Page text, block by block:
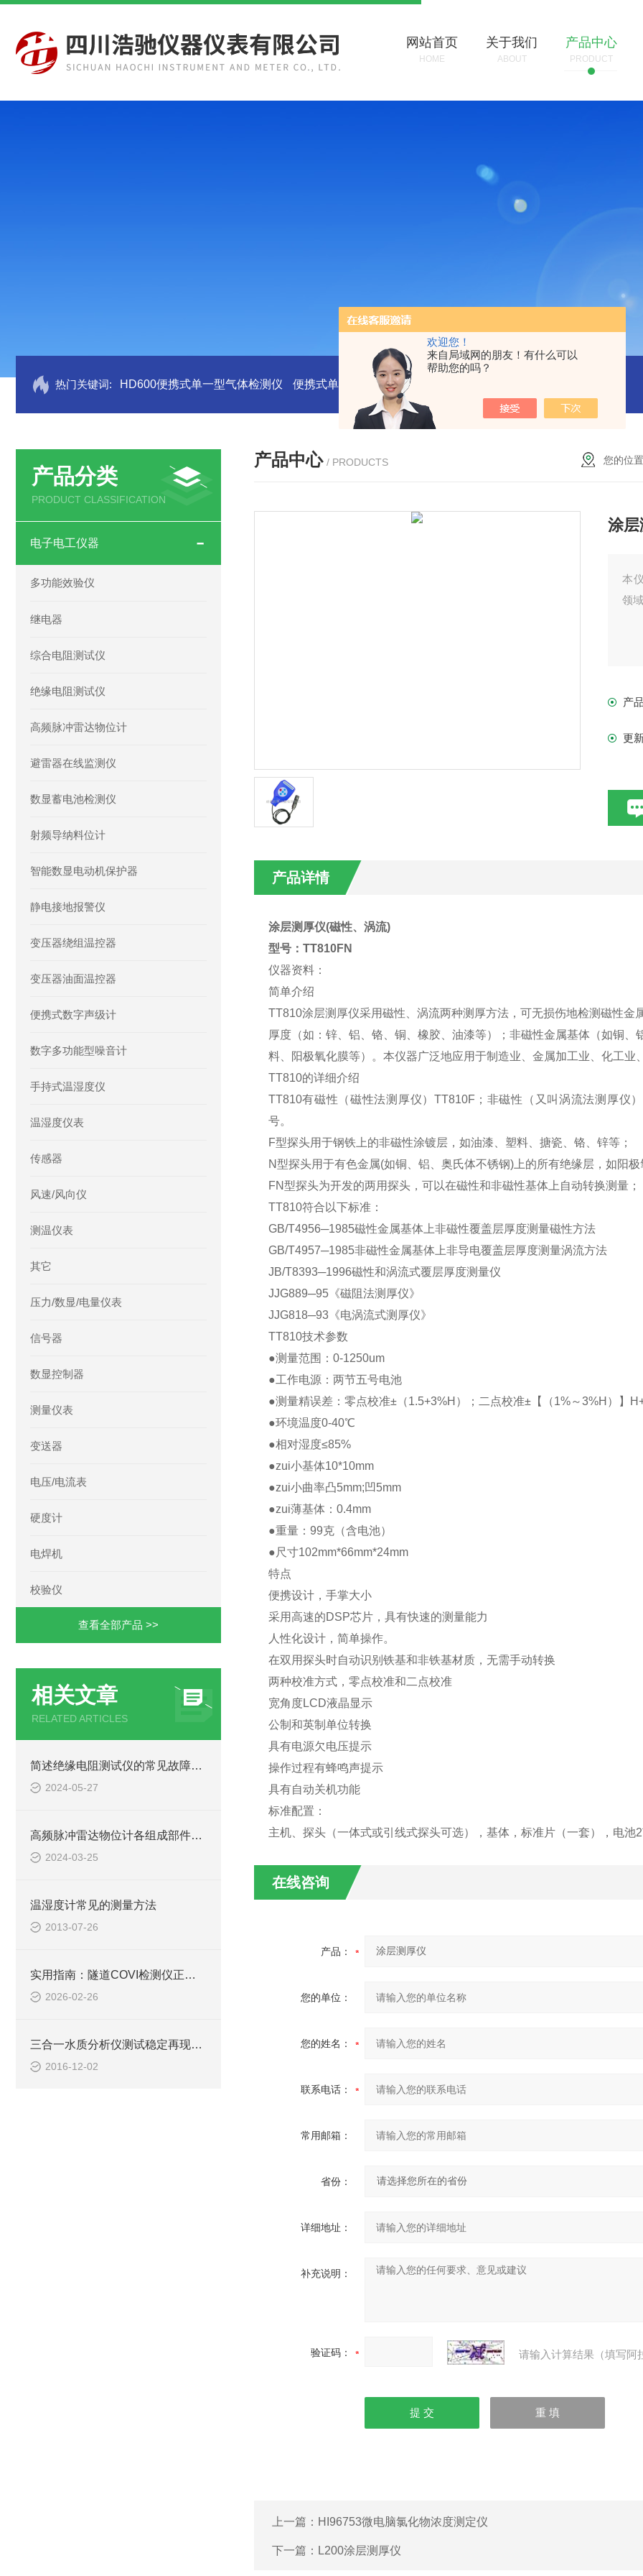
欢迎您！
来自局域网的朋友！有什么可以
帮助您的吗？
网站首页
HOME
关于我们
ABOUT
产品中心
PRODUCT
热门关键词: HD600便携式单一型气体检测仪 便携式单一气体检测仪
产品分类
PRODUCT CLASSIFICATION
电子电工仪器
多功能效验仪
继电器
综合电阻测试仪
绝缘电阻测试仪
高频脉冲雷达物位计
避雷器在线监测仪
数显蓄电池检测仪
射频导纳料位计
智能数显电动机保护器
静电接地报警仪
变压器绕组温控器
变压器油面温控器
便携式数字声级计
数字多功能型噪音计
手持式温湿度仪
温湿度仪表
传感器
风速/风向仪
测温仪表
其它
压力/数显/电量仪表
信号器
数显控制器
测量仪表
变送器
电压/电流表
硬度计
电焊机
校验仪
查看全部产品 >>
相关文章
RELATED ARTICLES
简述绝缘电阻测试仪的常见故障相应解决方法
2024-05-27
高频脉冲雷达物位计各组成部件的功能特点分享
2024-03-25
温湿度计常见的测量方法
2013-07-26
实用指南：隧道COVI检测仪正确使用方法大公开
2026-02-26
三合一水质分析仪测试稳定再现性良好
2016-12-02
产品中心 / PRODUCTS 您的位
涂
本
领
产
更
产品详情
涂层测厚仪(磁性、涡流)
型号：TT810FN
仪器资料：
简单介绍
TT810涂层测厚仪采用磁性、涡流两种测厚方法，可无损伤地检测磁性
厚度（如：锌、铝、铬、铜、橡胶、油漆等）；非磁性金属基体（如铜
料、阳极氧化膜等）。本仪器广泛地应用于制造业、金属加工业、化工
TT810的详细介绍
TT810有磁性（磁性法测厚仪）TT810F；非磁性（又叫涡流法测厚仪
号。
F型探头用于钢铁上的非磁性涂镀层，如油漆、塑料、搪瓷、铬、锌等；
N型探头用于有色金属(如铜、铝、奥氏体不锈钢)上的所有绝缘层，如阳
FN型探头为开发的两用探头，可以在磁性和非磁性基体上自动转换测量；
TT810符合以下标准：
GB/T4956─1985磁性金属基体上非磁性覆盖层厚度测量磁性方法
GB/T4957─1985非磁性金属基体上非导电覆盖层厚度测量涡流方法
JB/T8393─1996磁性和涡流式覆层厚度测量仪
JJG889─95《磁阻法测厚仪》
JJG818─93《电涡流式测厚仪》
TT810技术参数
●测量范围：0-1250um
●工作电源：两节五号电池
●测量精误差：零点校准±（1.5+3%H）；二点校准±【（1%～3%H）】
●环境温度0-40℃
●相对湿度≤85%
●zui小基体10*10mm
●zui小曲率凸5mm;凹5mm
●zui薄基体：0.4mm
●重量：99克（含电池）
●尺寸102mm*66mm*24mm
特点
便携设计，手掌大小
采用高速的DSP芯片，具有快速的测量能力
人性化设计，简单操作。
在双用探头时自动识别铁基和非铁基材质，无需手动转换
两种校准方式，零点校准和二点校准
宽角度LCD液晶显示
公制和英制单位转换
具有电源欠电压提示
操作过程有蜂鸣声提示
具有自动关机功能
标准配置：
主机、探头（一体式或引线式探头可选），基体，标准片（一套），电
在线咨询
产品：
您的单位：
您的姓名：
联系电话：
常用邮箱：
省份：
详细地址：
补充说明：
验证码： 请输入计算结果（填写阿
上一篇： HI96753微电脑氯化物浓度测定仪
下一篇： L200涂层测厚仪